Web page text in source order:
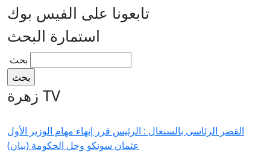
تابعونا على الفيس بوك
استمارة البحث
‏بحث ‏
زهرة TV
القصر الرئاسى بالسنغال : الرئيس قرر إنهاء مهام الوزير الأول
عثمان سونكو وحل الحكومة (بيان)